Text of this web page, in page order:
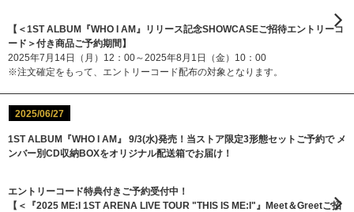
【＜1ST ALBUM『WHO I AM』リリース記念SHOWCASEご招待エントリーコ
ード＞付き商品ご予約期間】
2025年7月14日（月）12：00～2025年8月1日（金）10：00
※注文確定をもって、エントリーコード配布の対象となります。
2025/06/27
1ST ALBUM『WHO I AM』 9/3(水)発売！当ストア限定3形態セットご予約で メ
ンバー別CD収納BOXをオリジナル配送箱でお届け！
エントリーコード特典付きご予約受付中！
【＜『2025 ME:I 1ST ARENA LIVE TOUR "THIS IS ME:I"』Meet＆Greetご招